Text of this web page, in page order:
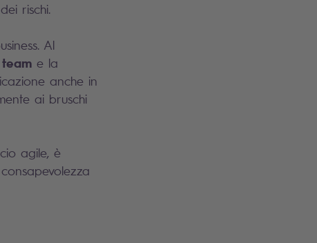
rischi.
Al
e la
anche in
ai bruschi
agile, è